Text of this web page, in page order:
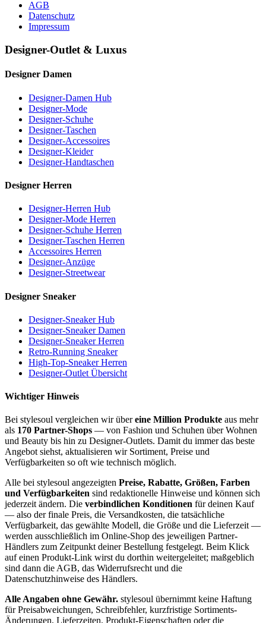
AGB
Datenschutz
Impressum
Designer-Outlet & Luxus
Designer Damen
Designer-Damen Hub
Designer-Mode
Designer-Schuhe
Designer-Taschen
Designer-Accessoires
Designer-Kleider
Designer-Handtaschen
Designer Herren
Designer-Herren Hub
Designer-Mode Herren
Designer-Schuhe Herren
Designer-Taschen Herren
Accessoires Herren
Designer-Anzüge
Designer-Streetwear
Designer Sneaker
Designer-Sneaker Hub
Designer-Sneaker Damen
Designer-Sneaker Herren
Retro-Running Sneaker
High-Top-Sneaker Herren
Designer-Outlet Übersicht
Wichtiger Hinweis
Bei stylesoul vergleichen wir übereine Million Produkte aus mehr
als 170 Partner-Shops — von Fashion und Schuhen über Wohnen
und Beauty bis hin zu Designer-Outlets. Damit du immer das beste
Angebot siehst, aktualisieren wir Sortiment, Preise und
Verfügbarkeiten so oft wie technisch möglich.
Alle bei stylesoul angezeigten Preise, Rabatte, Größen, Farben
und Verfügbarkeiten sind redaktionelle Hinweise und können sich
jederzeit ändern. Die verbindlichen Konditionen für deinen Kauf
— also der finale Preis, die Versandkosten, die tatsächliche
Verfügbarkeit, das gewählte Modell, die Größe und die Lieferzeit —
werden ausschließlich im Online-Shop des jeweiligen Partner-
Händlers zum Zeitpunkt deiner Bestellung festgelegt. Beim Klick
auf einen Produkt-Link wirst du dorthin weitergeleitet; maßgeblich
sind dann die AGB, das Widerrufsrecht und die
Datenschutzhinweise des Händlers.
Alle Angaben ohne Gewähr. stylesoul übernimmt keine Haftung
für Preisabweichungen, Schreibfehler, kurzfristige Sortiments-
Änderungen, Lieferzeiten, Produkt-Eigenschaften oder die